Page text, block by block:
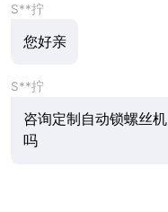
S**拧
您好亲
S**拧
咨询定制自动锁螺丝机
吗